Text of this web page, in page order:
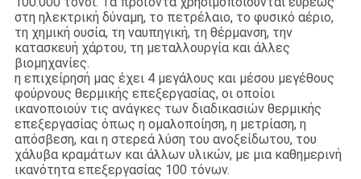
ΕΜΆΣ
ΓΎΡΟΣ
ΕΡΓΟΣΤΑΣΊΩΝ
ΠΟΙΟΤΙΚΌΣ
ΈΛΕΓΧΟΣ
στη ηλεκτρική δύναμη, το πετρέλαιο, το φυσικό αέριο,
τη χημική ουσία, τη ναυπηγική, τη θέρμανση, την
κατασκευή χάρτου, τη μεταλλουργία και άλλες
βιομηχανίες.
η επιχείρησή μας έχει 4 μεγάλους και μέσου μεγέθους
φούρνους θερμικής επεξεργασίας, οι οποίοι
ικανοποιούν τις ανάγκες των διαδικασιών θερμικής
επεξεργασίας όπως η ομαλοποίηση, η μετρίαση, η
απόσβεση, και η στερεά λύση του ανοξείδωτου, του
χάλυβα κραμάτων και άλλων υλικών, με μια καθημερινή
ικανότητα επεξεργασίας 100 τόνων.